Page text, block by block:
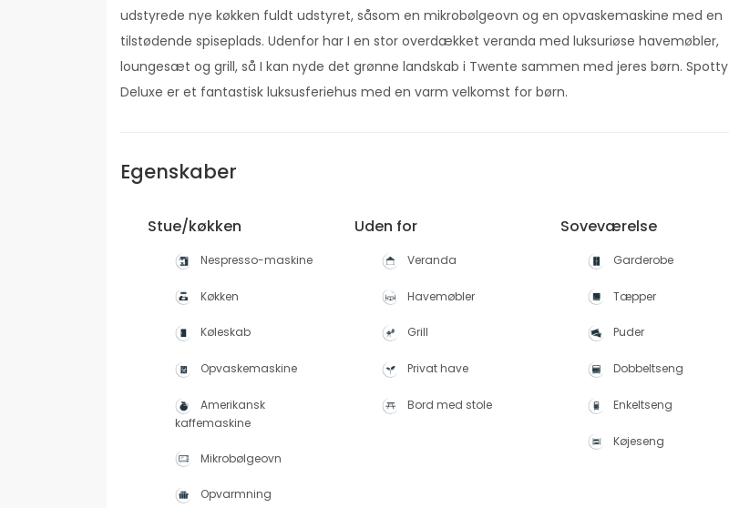
udstyrede nye køkken fuldt udstyret, såsom en mikrobølgeovn og en opvaskemaskine med en
tilstødende spiseplads. Udenfor har I en stor overdækket veranda med luksuriøse havemøbler,
loungesæt og grill, så I kan nyde det grønne landskab i Twente sammen med jeres børn. Spotty
Deluxe er et fantastisk luksusferiehus med en varm velkomst for børn.
Egenskaber
Stue/køkken
Nespresso-maskine
Køkken
Køleskab
Opvaskemaskine
Amerikansk
kaffemaskine
Mikrobølgeovn
Opvarmning
Uden for
Veranda
Havemøbler
Grill
Privat have
Bord med stole
Soveværelse
Garderobe
Tæpper
Puder
Dobbeltseng
Enkeltseng
Køjeseng